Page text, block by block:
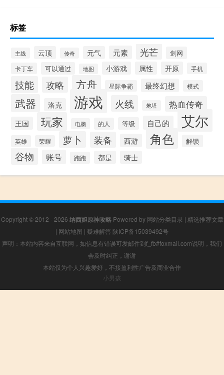
标签
主线 云顶 传奇 元气 元素 光芒 剑网
卡丁车 可以通过 地图 小游戏 属性 开原 手机
技能 攻略 方舟 星际争霸 最终幻想 模式
武器 洛克 游戏 火线 炮塔 热血传奇
王国 玩家 电脑 的人 等级 自己的 艾尔
英雄 荣耀 萝卜 装备 西游 角色 解锁
谷物 账号 跑跑 都是 骑士
Copyright © 2012 - 2026 纳西妲原神攻略Powered by 网站分类目录 | 精选推荐文章
| 网站地图 | 疑难解答 陕ICP备15039492号
声明：本站内容来自互联网，如信息有错误可发邮件到f_fb#foxmail.com说明，我们
会及时纠正，谢谢
本站仅为个人兴趣爱好，不接盈利性广告及商业合作
小男孩